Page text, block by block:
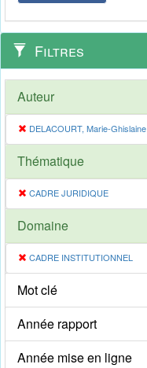
Filtres
Auteur
DELACOURT, Marie-Ghislaine
Thématique
CADRE JURIDIQUE
Domaine
CADRE INSTITUTIONNEL
Mot clé
Année rapport
Année mise en ligne